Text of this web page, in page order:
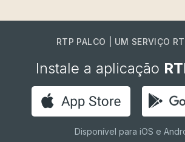
RTP PALCO | UM SERVIÇO
Instale a aplicação
Disponível para iOS e